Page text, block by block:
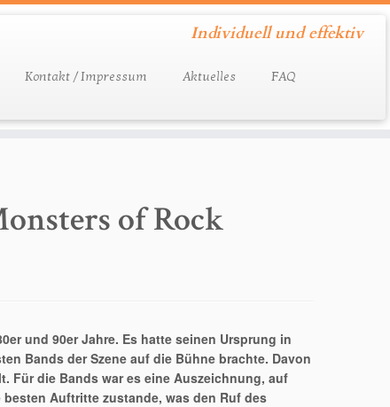
Individuell und effektiv
Kontakt / Impressum Aktuelles
FAQ
of Rock
und 90er Jahre. Es hatte seinen Ursprung in
Bands der Szene auf die Bühne brachte. Davon
Für die Bands war es eine Auszeichnung, auf
Auftritte zustande, was den Ruf des